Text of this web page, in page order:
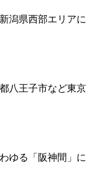
潟県西部エリアに
八王子市など東京
ゆる「阪神間」に